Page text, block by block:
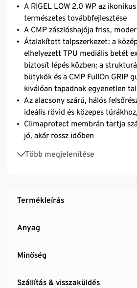
A RIGEL LOW 2.0 WP az
természetes továbbfejlesztése
A CMP zászlóshajója friss,
Átalakított talpszerkezet: a
elhelyezett TPU mediális betét
biztosít lépés közben; a
bütykök és a CMP FullOn GRIP
kiválóan tapadnak egyenetlen
Az alacsony szárú, hálós
ideális rövid és közepes
Climaprotect membrán tartja
jó, akár rossz időben
Több megjelenítése
CMP FullOn GRIP talppal –
Bokánál támasztó rendszer
Termékleírás
Anyag
Minőség
Szállítás & visszaküldés